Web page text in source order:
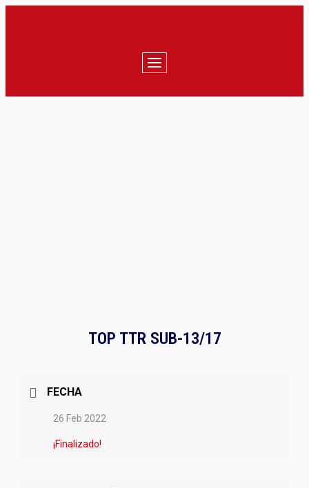
TOP TTR SUB-13/17
FECHA
26 Feb 2022
¡Finalizado!